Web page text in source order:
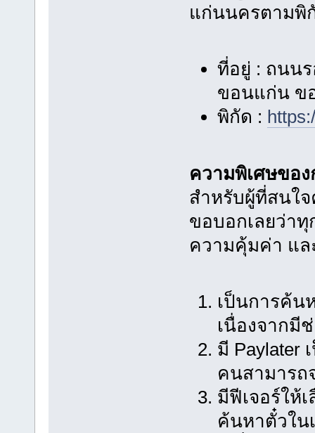
แก่นนครตามพิ
ที่อยู่ : ถนนร
ขอนแก่น ข
พิกัด :
ความพิเศษของ
สำหรับผู้ที่สนใจ
ขอบอกเลยว่า
ความคุ้มค่า แ
เป็นการค้น
เนื่องจากมี
มี Paylater
คนสามารถ
มีฟีเจอร์ให้
ค้นหาตั๋วใน